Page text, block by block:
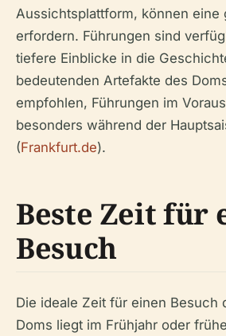
Aussichtsplattform, können eine
erfordern. Führungen sind
tiefere Einblicke in die
bedeutenden Artefakte des
empfohlen, Führungen im
besonders während der
(Frankfurt.de).
Beste Zeit für
Besuch
Die ideale Zeit für einen Besuch
Doms liegt im Frühjahr oder